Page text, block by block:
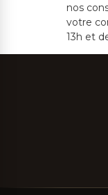
nos
votre
13h et